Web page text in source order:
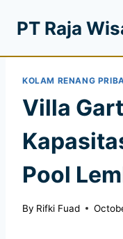
PT Raja
KOLAM RENANG
Villa
Pool
By Rifki Fuad